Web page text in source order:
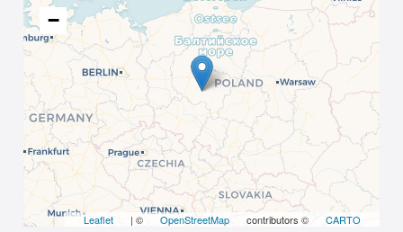
−
Leaflet | © OpenStreetMap contributors © CARTO